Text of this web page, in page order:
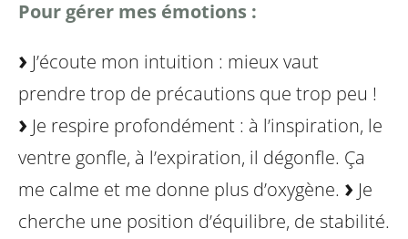
Pour gérer mes émotions :
J’écoute mon intuition : mieux vaut
prendre trop de précautions que trop peu !
Je respire profondément : à l’inspiration, le
ventre gonfle, à l’expiration, il dégonfle. Ça
me calme et me donne plus d’oxygène.
Je
cherche une position d’équilibre, de stabilité.